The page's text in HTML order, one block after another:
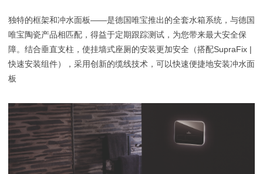
独特的框架和冲水面板——是德国唯宝推出的全套水箱系统，与德国
唯宝陶瓷产品相匹配，得益于定期跟踪测试，为您带来最大安全保
障。结合垂直支柱，使挂墙式座厕的安装更加安全（搭配SupraFix |
快速安装组件），采用创新的缆线技术，可以快速便捷地安装冲水面
板